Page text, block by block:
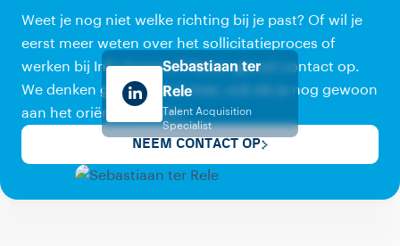
Weet je nog niet welke richting bij je past? Of wil je
eerst meer weten over het sollicitatieproces of
werken bij Info Support? Neem gerust contact op.
We denken graag met je mee, ook als je nog gewoon
aan het oriënteren bent.
NEEM CONTACT OP
Sebastiaan ter
Rele
Talent Acquisition
Specialist